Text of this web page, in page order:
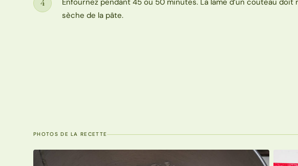
Étape
4
sèche de la pâte.
PHOTOS DE LA RECETTE